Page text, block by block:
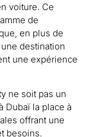
voiture. Ce
de
en plus de
destination
une expérience
ne soit pas un
Dubaï la place à
offrant une
besoins.